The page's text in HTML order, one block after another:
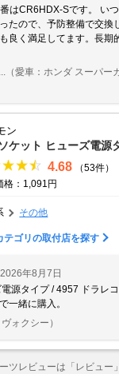
はCR6HDX-Sです。 い
たので、予防整備で交換
良く満足してます。長期
（愛車：ホンダ スーパー
ン
ケット ヒューズ電源
4.68
（53件）
格：1,091円
その他
テゴリの取付店を探す
2026年8月7日
源タイプ / 4957 ドラレ
一緒に購入。
ォクシー）
ツレビューは「レビュー